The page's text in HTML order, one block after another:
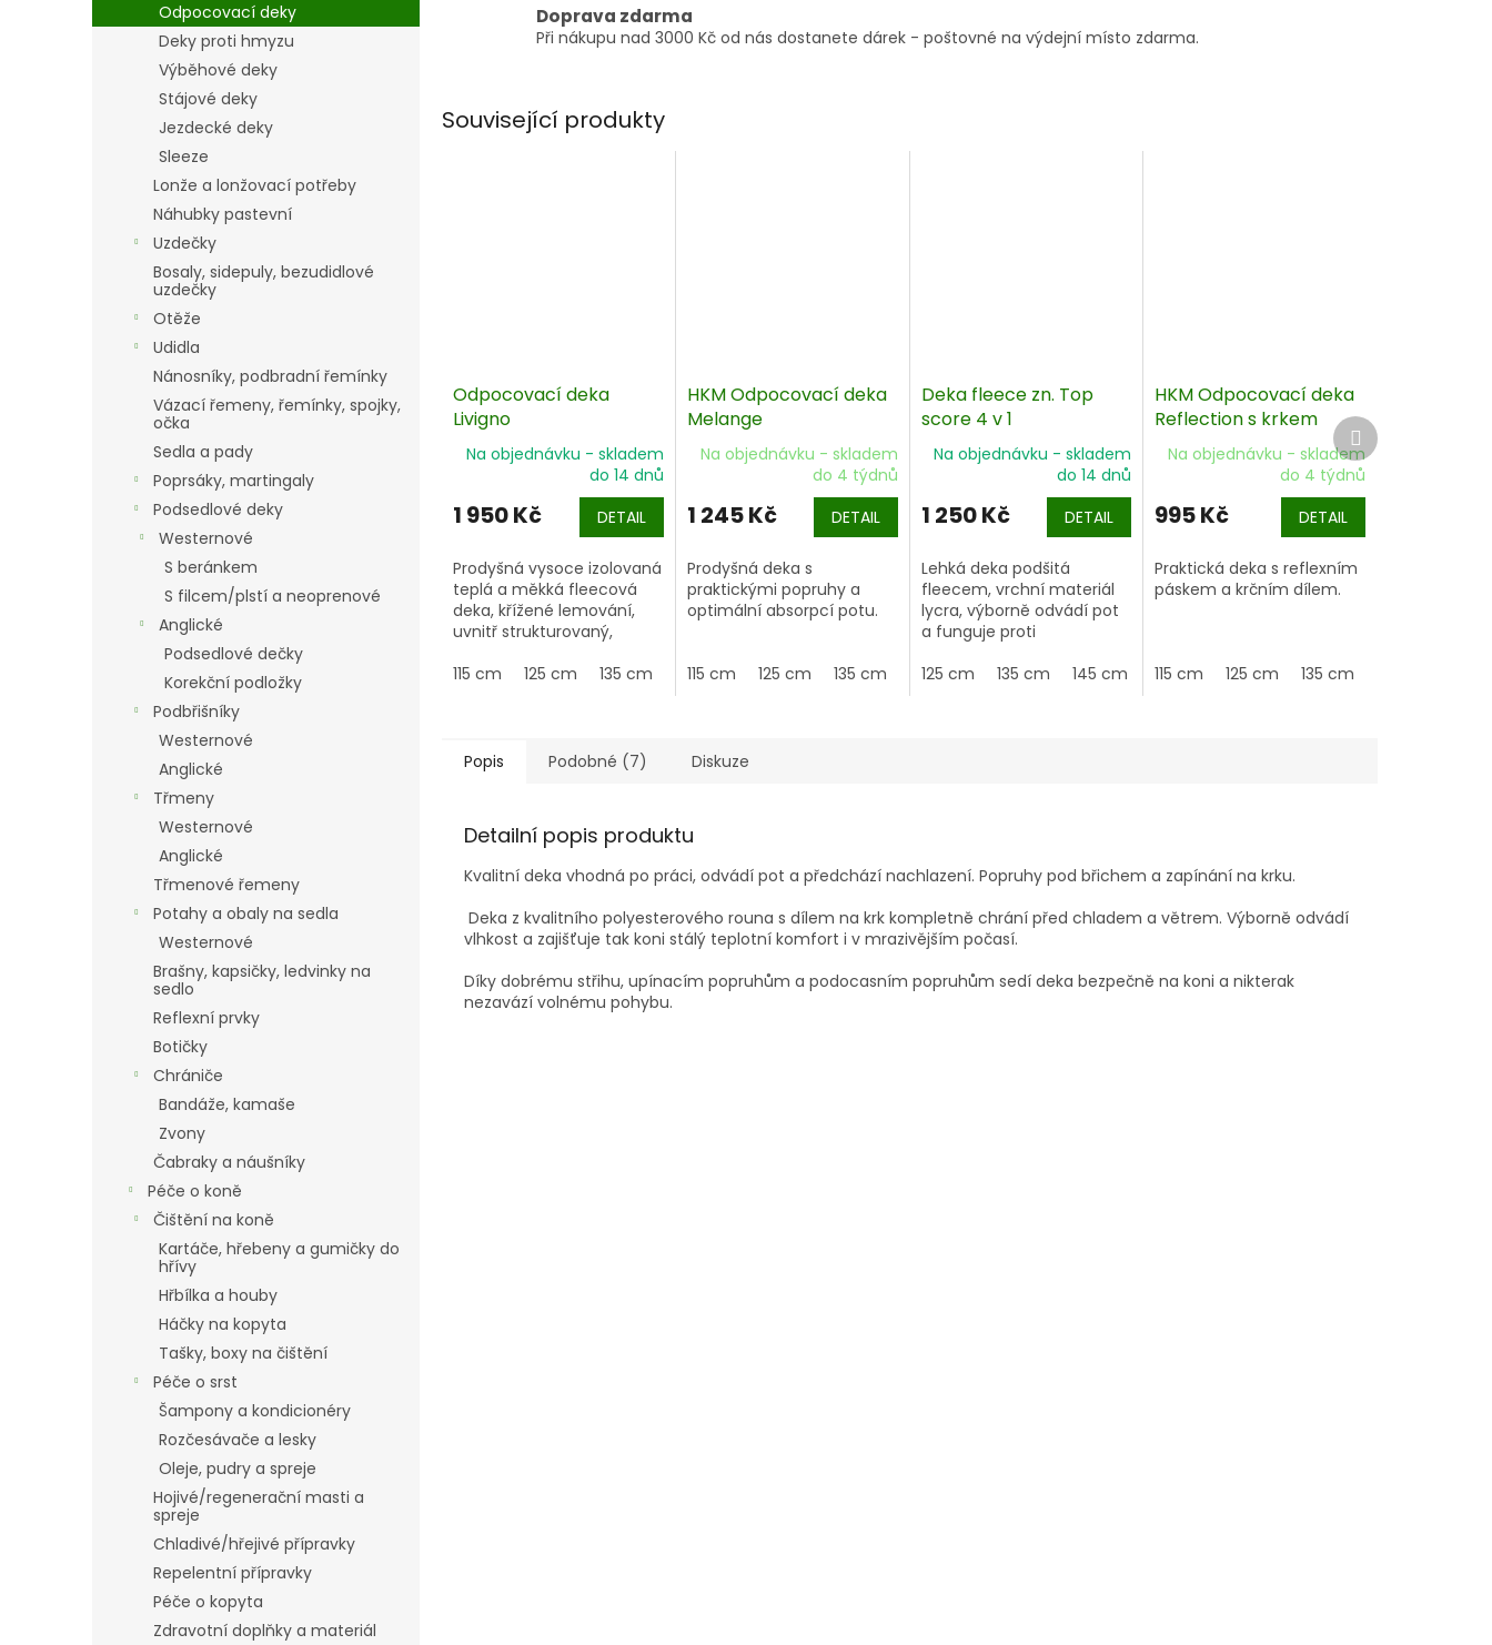
Odpocovací deky
Deky proti hmyzu
Výběhové deky
Stájové deky
Jezdecké deky
Sleeze
Lonže a lonžovací potřeby
Náhubky pastevní
Uzdečky
Bosaly, sidepuly, bezudidlové
uzdečky
Otěže
Udidla
Nánosníky, podbradní řemínky
Vázací řemeny, řemínky, spojky,
očka
Sedla a pady
Poprsáky, martingaly
Podsedlové deky
Westernové
S beránkem
S filcem/plstí a neoprenové
Anglické
Podsedlové dečky
Korekční podložky
Podbřišníky
Westernové
Anglické
Třmeny
Westernové
Anglické
Třmenové řemeny
Potahy a obaly na sedla
Westernové
Brašny, kapsičky, ledvinky na
sedlo
Reflexní prvky
Botičky
Chrániče
Bandáže, kamaše
Zvony
Čabraky a náušníky
Péče o koně
Čištění na koně
Kartáče, hřebeny a gumičky do
hřívy
Hřbílka a houby
Háčky na kopyta
Tašky, boxy na čištění
Péče o srst
Šampony a kondicionéry
Rozčesávače a lesky
Oleje, pudry a spreje
Hojivé/regenerační masti a
spreje
Chladivé/hřejivé přípravky
Repelentní přípravky
Péče o kopyta
Zdravotní doplňky a materiál
Doprava zdarma
Při nákupu nad 3000 Kč od nás dostanete dárek - poštovné na výdejní místo zdarma.
Související produkty
Odpocovací deka
Livigno
Na objednávku - skladem
do 14 dnů
1 950 Kč DETAIL
Prodyšná vysoce izolovaná
teplá a měkká fleecová
deka, křížené lemování,
uvnitř strukturovaný,
115 cm
125 cm 135 cm 145 cm 155 cm 165 cm
HKM Odpocovací deka
Melange
Na objednávku - skladem
do 4 týdnů
1 245 Kč DETAIL
Prodyšná deka s
praktickými popruhy a
optimální absorpcí potu.
115 cm 125 cm 135 cm 145 cm 155 cm 165 cm
Deka fleece zn. Top
score 4 v 1
Na objednávku - skladem
do 14 dnů
1 250 Kč DETAIL
Lehká deka podšitá
fleecem, vrchní materiál
lycra, výborně odvádí pot
a funguje proti
125 cm
135 cm 145 cm 155 cm
HKM Odpocovací deka
Reflection s krkem
Na objednávku - skladem
do 4 týdnů
995 Kč DETAIL
Praktická deka s reflexním
páskem a krčním dílem.
115 cm 125 cm 135 cm
Další
produkt
Popis Podobné (7) Diskuze
Detailní popis produktu
Kvalitní deka vhodná po práci, odvádí pot a předchází nachlazení. Popruhy pod břichem a zapínání na krku.
Deka z kvalitního polyesterového rouna s dílem na krk kompletně chrání před chladem a větrem. Výborně odvádí
vlhkost a zajišťuje tak koni stálý teplotní komfort i v mrazivějším počasí.
Díky dobrému střihu, upínacím popruhům a podocasním popruhům sedí deka bezpečně na koni a nikterak
nezavází volnému pohybu.